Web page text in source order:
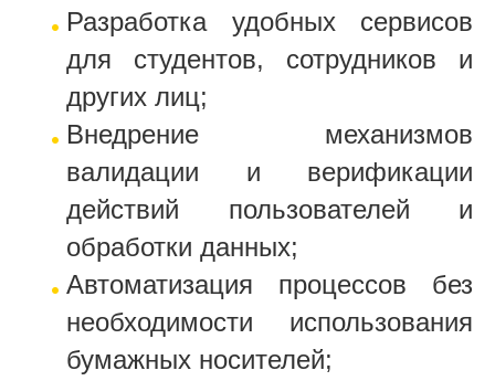
Разработка удобных сервисов
для студентов, сотрудников и
других лиц;
Внедрение механизмов
валидации и верификации
действий пользователей и
обработки данных;
Автоматизация процессов без
необходимости использования
бумажных носителей;